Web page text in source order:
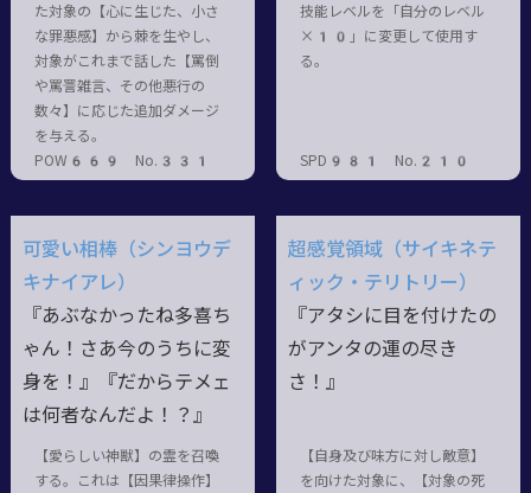
た対象の【心に生じた、小さ
な罪悪感】から棘を生やし、
対象がこれまで話した【罵倒
や罵詈雑言、その他悪行の
数々】に応じた追加ダメージ
を与える。
POW669 No.331
技能レベルを「自分のレベル
×10」に変更して使用す
る。
SPD981 No.210
可愛い相棒（シンヨウデ
キナイアレ）
『あぶなかったね多喜ち
ゃん！さあ今のうちに変
身を！』『だからテメェ
は何者なんだよ！？』
【愛らしい神獣】の霊を召喚
する。これは【因果律操作】
超感覚領域（サイキネテ
ィック・テリトリー）
『アタシに目を付けたの
がアンタの運の尽き
さ！』
【自身及び味方に対し敵意】
を向けた対象に、【対象の死